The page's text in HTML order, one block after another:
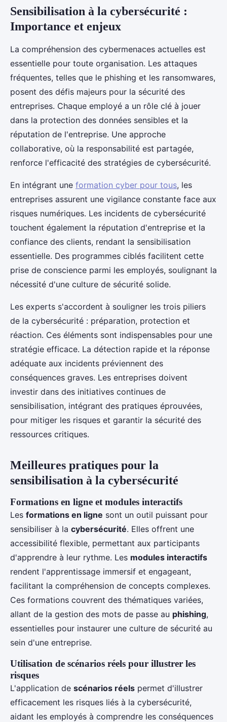
Sensibilisation à la cybersécurité :
Importance et enjeux
La compréhension des cybermenaces actuelles est
essentielle pour toute organisation. Les attaques
fréquentes, telles que le phishing et les ransomwares,
posent des défis majeurs pour la sécurité des
entreprises. Chaque employé a un rôle clé à jouer
dans la protection des données sensibles et la
réputation de l'entreprise. Une approche
collaborative, où la responsabilité est partagée,
renforce l'efficacité des stratégies de cybersécurité.
En intégrant une formation cyber pour tous, les
entreprises assurent une vigilance constante face aux
risques numériques. Les incidents de cybersécurité
touchent également la réputation d'entreprise et la
confiance des clients, rendant la sensibilisation
essentielle. Des programmes ciblés facilitent cette
prise de conscience parmi les employés, soulignant la
nécessité d'une culture de sécurité solide.
Les experts s'accordent à souligner les trois piliers
de la cybersécurité : préparation, protection et
réaction. Ces éléments sont indispensables pour une
stratégie efficace. La détection rapide et la réponse
adéquate aux incidents préviennent des
conséquences graves. Les entreprises doivent
investir dans des initiatives continues de
sensibilisation, intégrant des pratiques éprouvées,
pour mitiger les risques et garantir la sécurité des
ressources critiques.
Meilleures pratiques pour la
sensibilisation à la cybersécurité
Formations en ligne et modules interactifs
Les formations en ligne sont un outil puissant pour
sensibiliser à la cybersécurité. Elles offrent une
accessibilité flexible, permettant aux participants
d'apprendre à leur rythme. Les modules interactifs
rendent l'apprentissage immersif et engageant,
facilitant la compréhension de concepts complexes.
Ces formations couvrent des thématiques variées,
allant de la gestion des mots de passe au phishing,
essentielles pour instaurer une culture de sécurité au
sein d'une entreprise.
Utilisation de scénarios réels pour illustrer les
risques
L'application de scénarios réels permet d'illustrer
efficacement les risques liés à la cybersécurité,
aidant les employés à comprendre les conséquences